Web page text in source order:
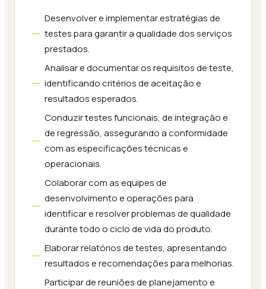
Desenvolver e implementar estratégias de
testes para garantir a qualidade dos serviços
prestados.
Analisar e documentar os requisitos de teste,
identificando critérios de aceitação e
resultados esperados.
Conduzir testes funcionais, de integração e
de regressão, assegurando a conformidade
com as especificações técnicas e
operacionais.
Colaborar com as equipes de
desenvolvimento e operações para
identificar e resolver problemas de qualidade
durante todo o ciclo de vida do produto.
Elaborar relatórios de testes, apresentando
resultados e recomendações para melhorias.
Participar de reuniões de planejamento e